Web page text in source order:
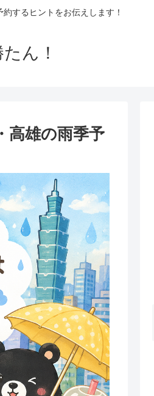
するヒントをお伝えします！
ん！
高雄の雨季予